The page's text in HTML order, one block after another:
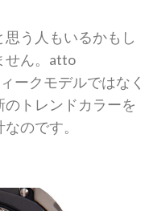
う人もいるかもし
せん。atto
ークモデルではなく
トレンドカラーを
のです。